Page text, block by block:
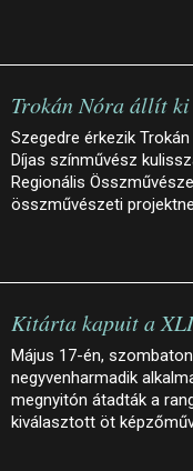
Trokán Nóra állít ki
Szegedre érkezik
Díjas színművész
Regionális
összművészeti
Kitárta kapuit a
Május 17-én,
negyvenharmadik
megnyitón átadták a
kiválasztott öt